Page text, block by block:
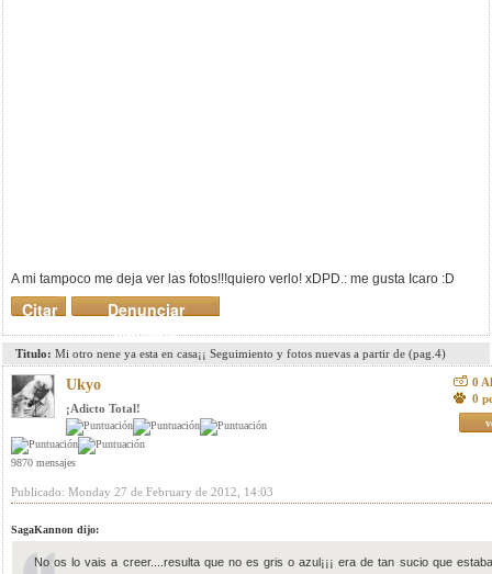
A mi tampoco me deja ver las fotos!!!quiero verlo! xDPD.: me gusta Icaro :D
Denunciar
mensaje
Citar
Titulo: Mi otro nene ya esta en casa¡¡ Seguimiento y fotos nuevas a partir de (pag.4)
Ukyo
¡Adicto Total!
9870 mensajes
0
0
Publicado: Monday 27 de February de 2012, 14:03
SagaKannon dijo:
No os lo vais a creer....resulta que no es gris o azul¡¡¡ era de tan sucio que